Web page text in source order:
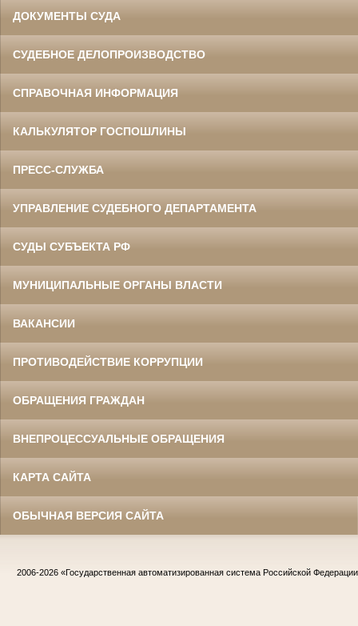
ДОКУМЕНТЫ СУДА
СУДЕБНОЕ ДЕЛОПРОИЗВОДСТВО
СПРАВОЧНАЯ ИНФОРМАЦИЯ
КАЛЬКУЛЯТОР ГОСПОШЛИНЫ
ПРЕСС-СЛУЖБА
УПРАВЛЕНИЕ СУДЕБНОГО ДЕПАРТАМЕНТА
СУДЫ СУБЪЕКТА РФ
МУНИЦИПАЛЬНЫЕ ОРГАНЫ ВЛАСТИ
ВАКАНСИИ
ПРОТИВОДЕЙСТВИЕ КОРРУПЦИИ
ОБРАЩЕНИЯ ГРАЖДАН
ВНЕПРОЦЕССУАЛЬНЫЕ ОБРАЩЕНИЯ
КАРТА САЙТА
ОБЫЧНАЯ ВЕРСИЯ САЙТА
2006-2026 «Государственная автоматизированная система Российской